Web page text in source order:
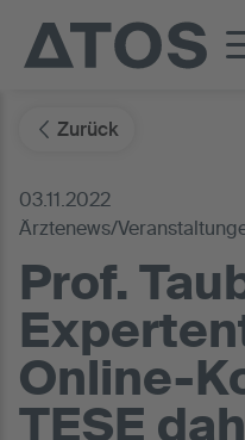
Zurück
03.11.2022
Ärztenews/
Prof.
Online-
TESE